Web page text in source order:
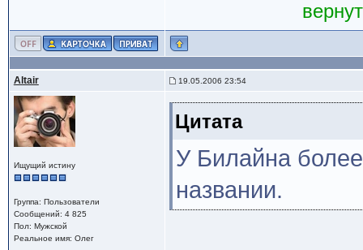
Altair 19.05.2006 23:54
Ищущий истину
Группа: Пользователи
Сообщений: 4 825
Пол: Мужской
Реальное имя: Олег
Цитата
У Билайна
названии.